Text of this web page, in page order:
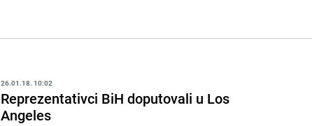
26.01.18. 10:02
Reprezentativci BiH doputovali u Los
Angeles